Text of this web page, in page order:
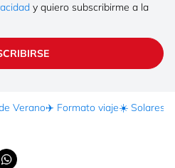
y quiero subscribirme a la
Verano✈️ Formato viaje☀️ Solares